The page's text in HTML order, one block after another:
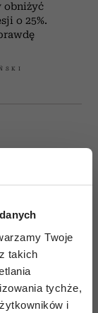
Twoje
takich
tychże,
i
obniżyć
o 25%.
walić jak